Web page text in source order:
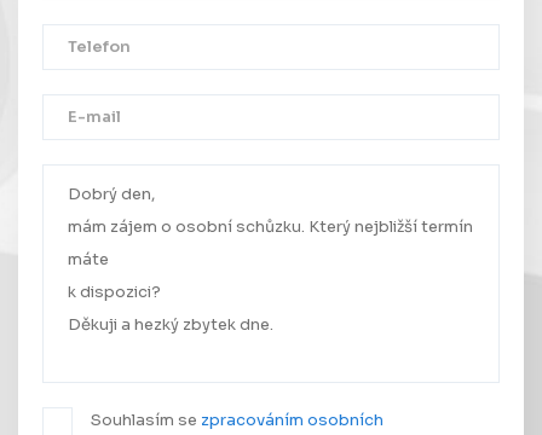
Souhlasím se zpracováním osobních
Vaše zpráva byla úspěšně odeslána.